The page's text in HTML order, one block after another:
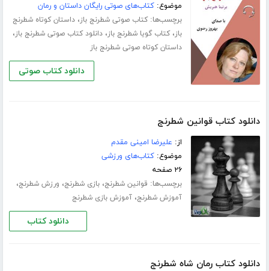
موضوع:کتاب‌های صوتی رایگان داستان و رمان
برچسب‌ها:کتاب صوتی شطرنج باز،داستان کوتاه شطرنج
باز،کتاب گویا شطرنج باز،دانلود کتاب صوتی شطرنج باز،
داستان کوتاه صوتی شطرنج باز
دانلود کتاب صوتی
دانلود کتاب قوانین شطرنج
از: علیرضا امینی مقدم
موضوع:کتاب‌های ورزشی
۲۶ صفحه
برچسب‌ها: قوانین شطرنج،بازی شطرنج، ورزش شطرنج،
آموزش شطرنج،آموزش بازی شطرنج
دانلود کتاب
دانلود کتاب رمان شاه شطرنج